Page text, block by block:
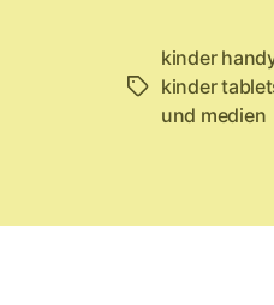
Schlagwörter
kinder
kinder
und medien